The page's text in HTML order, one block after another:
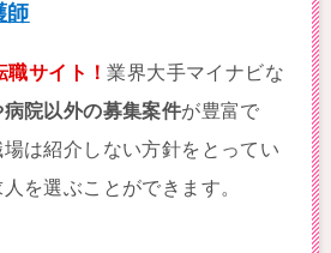
師
職サイト！業界大手マイナビな
院以外の募集案件が豊富で
は紹介しない方針をとってい
を選ぶことができます。